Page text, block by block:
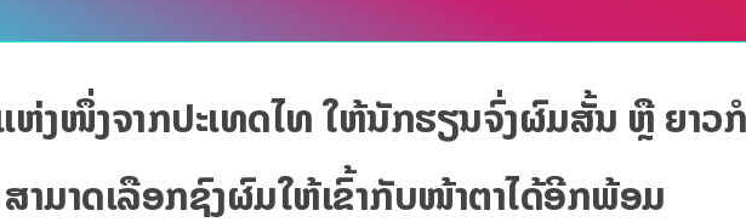
ຫ່ງໜຶ່ງຈາກປະເທດໄທ ໃຫ້ນັກຮຽນຈົ່ງຜົມສັ້ນ ຫຼື ຍາວ
າມາດເລືອກຊົງຜົມໃຫ້ເຂົ້າກັບໜ້າຕາໄດ້ອີກພ້ອມ